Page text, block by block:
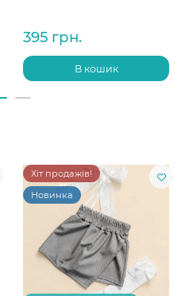
395 грн.
В кошик
Хіт продажів!
Новинка